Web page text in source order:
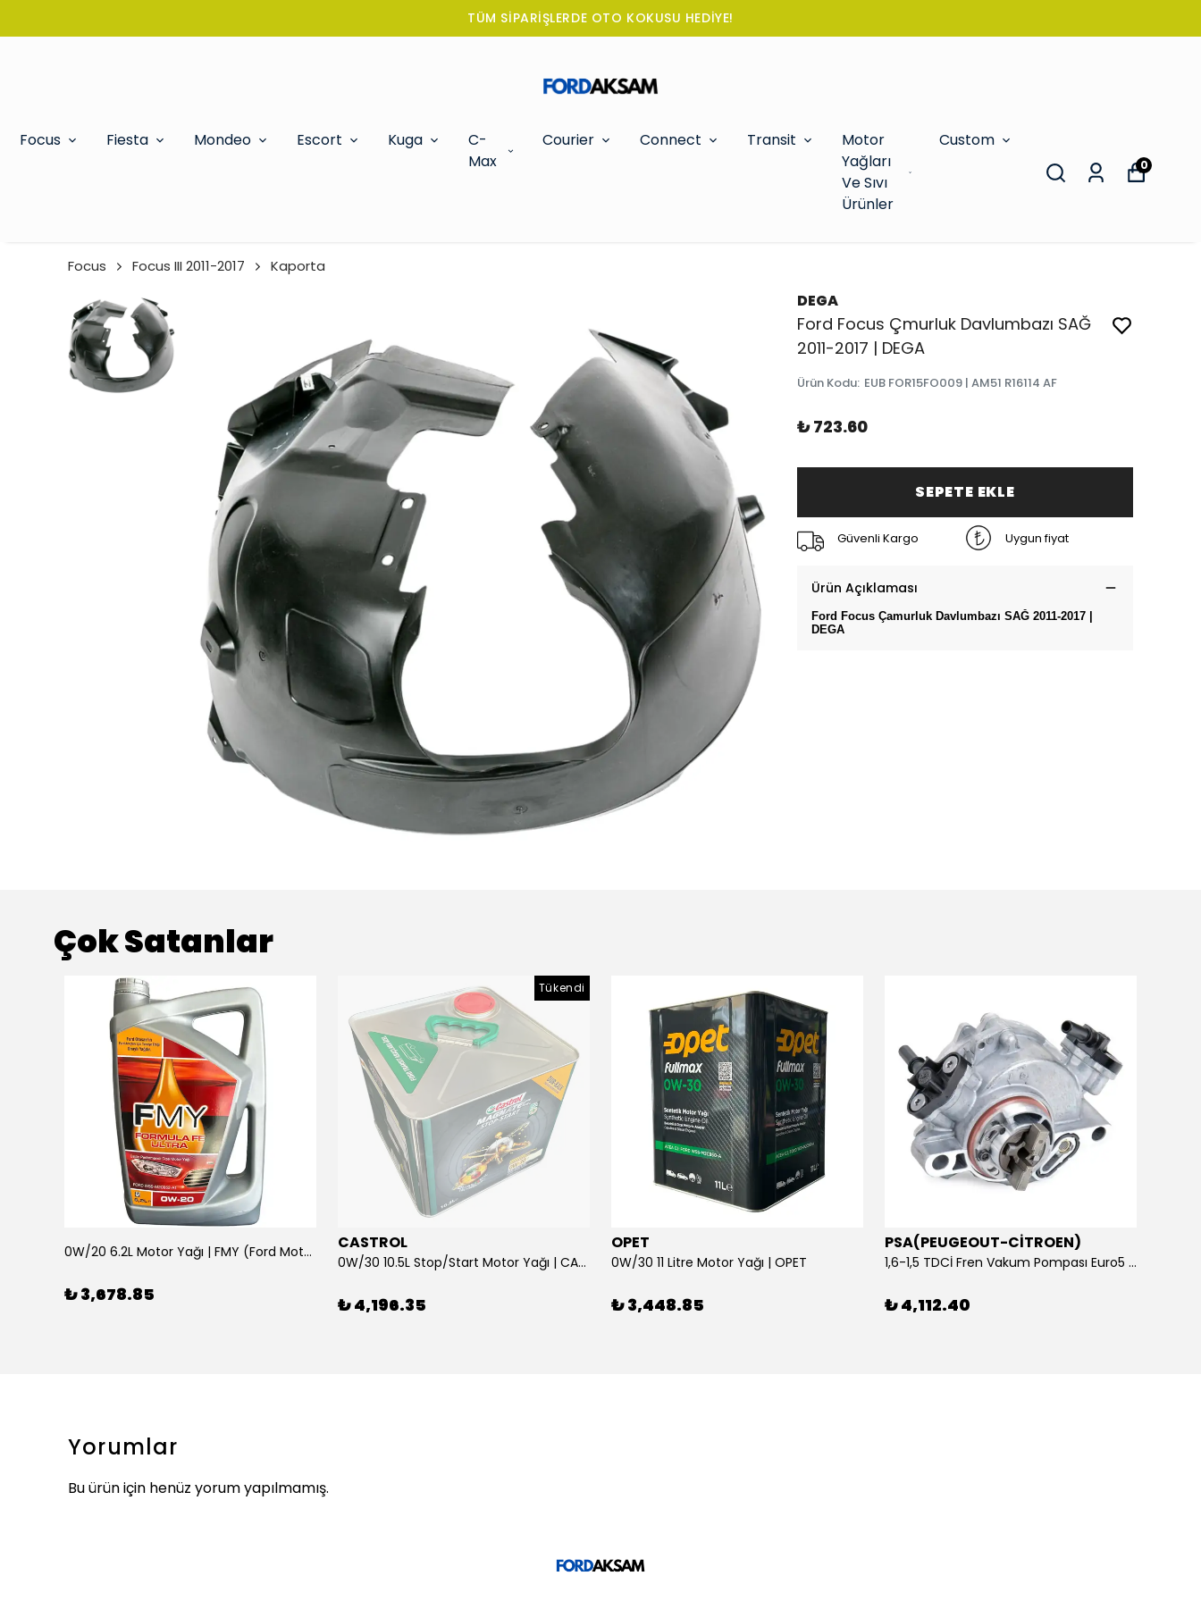
TÜM SİPARİŞLERDE OTO KOKUSU HEDİYE!
Focus Fiesta Mondeo Escort Kuga
C-
Max
Courier Connect Transit
Motor
Yağları
Ve Sıvı
Ürünler
Custom
0
Focus Focus III 2011-2017 Kaporta
DEGA
Ford Focus Çmurluk Davlumbazı SAĞ
2011-2017 | DEGA
Ürün Kodu: EUB FOR15FO009 | AM51 R16114 AF
₺ 723.60
SEPETE EKLE
Güvenli Kargo Uygun fiyat
Ürün Açıklaması
Ford Focus Çamurluk Davlumbazı SAĞ 2011-2017 |
DEGA
Çok Satanlar
0W/20 6.2L Motor Yağı | FMY (Ford Motor Yağları)
₺ 3,678.85
Tükendi
CASTROL
0W/30 10.5L Stop/Start Motor Yağı | CASTROL
₺ 4,196.35
OPET
0W/30 11 Litre Motor Yağı | OPET
₺ 3,448.85
PSA(PEUGEOUT-CİTROEN)
1,6-1,5 TDCİ Fren Vakum Pompası Euro5 2013-2018 | ORİJİNAL
₺ 4,112.40
Yorumlar
Bu ürün için henüz yorum yapılmamış.